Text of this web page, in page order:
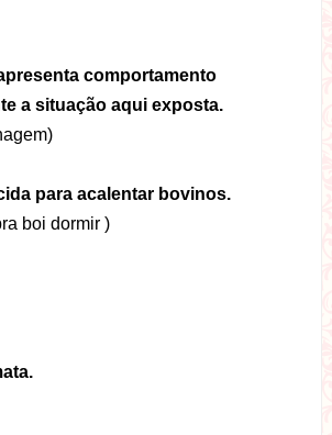
comportamento
a situação aqui exposta.
para acalentar bovinos.
boi dormir )